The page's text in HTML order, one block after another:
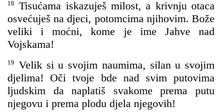
18
Tisućama iskazuješ milost, a krivnju otaca
osvećuješ na djeci, potomcima njihovim. Bože
veliki i moćni, kome je ime Jahve nad
Vojskama!
19
Velik si u svojim naumima, silan u svojim
djelima! Oči tvoje bde nad svim putovima
ljudskim da naplatiš svakome prema putu
njegovu i prema plodu djela njegovih!